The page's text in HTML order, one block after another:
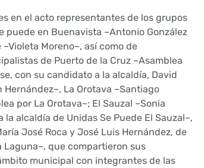
en el acto representantes de los grupos
puede en Buenavista –Antonio González
Moreno–, así como de
de Puerto de la Cruz –Asamblea
con su candidato a la alcaldía, David
Hernández–, La Orotava –Santiago
por La Orotava–; El Sauzal –Sonia
alcaldía de Unidas Se Puede El Sauzal–,
José Roca y José Luis Hernández, de
Laguna–, que compartieron sus
municipal con integrantes de las